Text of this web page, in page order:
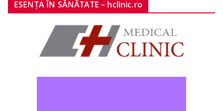
ESENȚA ÎN SĂNĂTATE – hclinic.ro